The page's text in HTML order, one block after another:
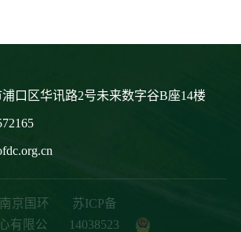
口区华讯路2号未来数字谷B座14楼
京国环
有限公
苏ICP备
14038523